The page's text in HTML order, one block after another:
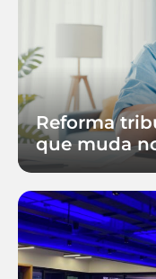
Reforma
que muda